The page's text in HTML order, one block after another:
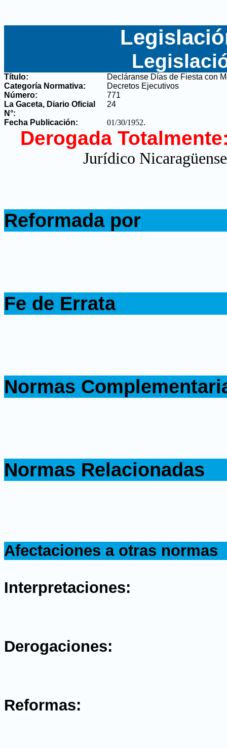
Título:
Decláranse Días de Fiesta con
Categoría Normativa:
Decretos Ejecutivos
Número:
771
La Gaceta, Diario Oficial
N°:
24
Fecha Publicación: 01/30/1952.
Derogada
Jurídico
Reformada por
Fe de Errata
Normas
Normas Relacionadas
Afectaciones a otras normas
Interpretaciones:
Derogaciones:
Reformas: